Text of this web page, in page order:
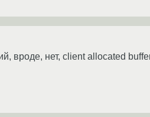
вроде, нет, client allocated